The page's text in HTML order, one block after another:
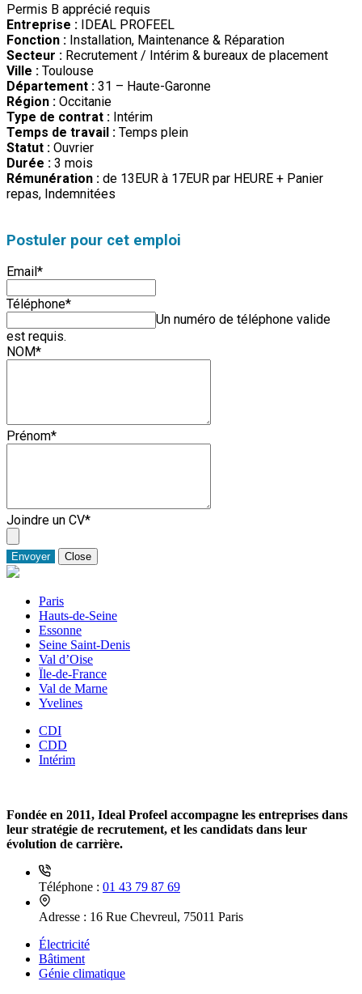
Permis B apprécié requis
Entreprise : IDEAL PROFEEL
Fonction : Installation, Maintenance & Réparation
Secteur : Recrutement / Intérim & bureaux de placement
Ville : Toulouse
Département : 31 – Haute-Garonne
Région : Occitanie
Type de contrat : Intérim
Temps de travail : Temps plein
Statut : Ouvrier
Durée : 3 mois
Rémunération : de 13EUR à 17EUR par HEURE + Panier
repas, Indemnitées
Postuler pour cet emploi
Email *
Téléphone*
Un numéro de téléphone valide
est requis.
NOM*
Prénom*
Joindre un CV*
Envoyer Close
Paris
Hauts-de-Seine
Essonne
Seine Saint-Denis
Val d’Oise
Ïle-de-France
Val de Marne
Yvelines
CDI
CDD
Intérim
Fondée en 2011, Ideal Profeel accompagne les entreprises dans
leur stratégie de recrutement, et les candidats dans leur
évolution de carrière.
Téléphone : 01 43 79 87 69
Adresse : 16 Rue Chevreul, 75011 Paris
Électricité
Bâtiment
Génie climatique